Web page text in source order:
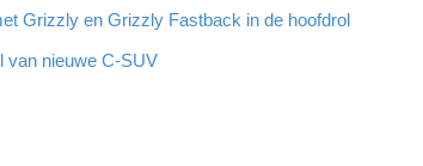
Grizzly en Grizzly Fastback in de hoofdrol
van nieuwe C-SUV